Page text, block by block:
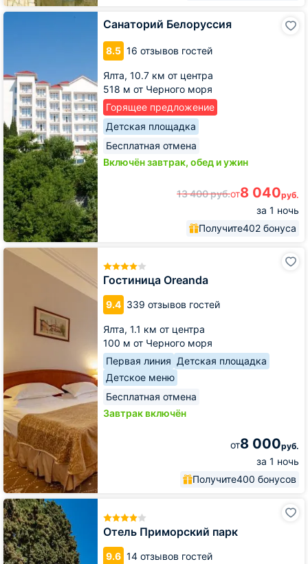
Санаторий Белоруссия
8.5 16 отзывов гостей
Ялта, 10.7 км от центра
518 м от Черного моря
Горящее предложение
Детская площадка
Бесплатная отмена
Включён завтрак, обед и ужин
13 400руб.от8 040руб.
за 1 ночь
Получите402 бонуса
Санаторий
Гостиница Oreanda
9.4 339 отзывов гостей
Ялта, 1.1 км от центра
100 м от Черного моря
Первая линия Детская площадка
Детское меню
Бесплатная отмена
Завтрак включён
от8 000руб.
за 1 ночь
Получите400 бонусов
Гостиница
Oreanda
Отель Приморский парк
9.6 14 отзывов гостей
Отель
Приморский
парк